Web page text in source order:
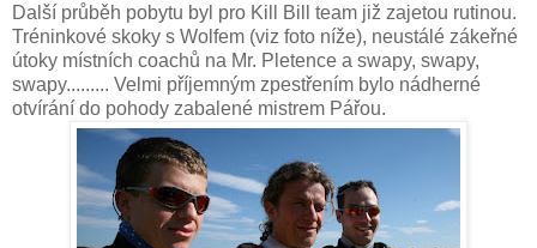
Další průběh pobytu byl pro Kill Bill team již zajetou rutinou.
Tréninkové skoky s Wolfem (viz foto níže), neustálé zákeřné
útoky místních coachů na Mr. Pletence a swapy, swapy,
swapy......... Velmi příjemným zpestřením bylo nádherné
otvírání do pohody zabalené mistrem Pářou.